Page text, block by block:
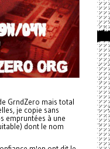
GrndZero mais total
je copie sans
empruntées à une
dont le nom